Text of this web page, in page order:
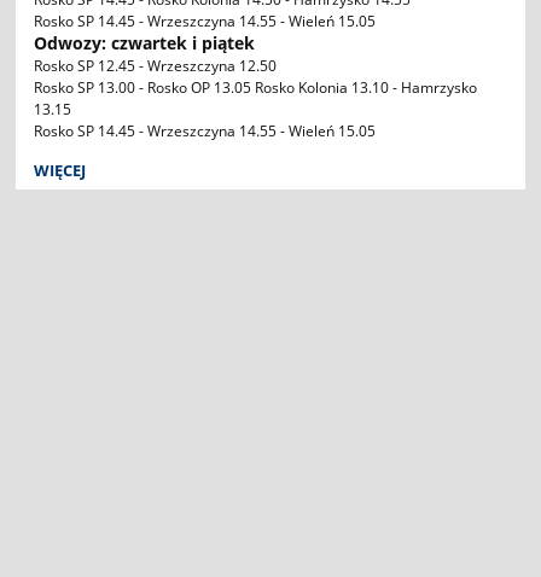
Rosko SP 14.45 - Wrzeszczyna 14.55 - Wieleń 15.05
Odwozy: czwartek i piątek
Rosko SP 12.45 - Wrzeszczyna 12.50
Rosko SP 13.00 - Rosko OP 13.05 Rosko Kolonia 13.10 - Hamrzysko
13.15
Rosko SP 14.45 - Wrzeszczyna 14.55 - Wieleń 15.05
WIĘCEJ